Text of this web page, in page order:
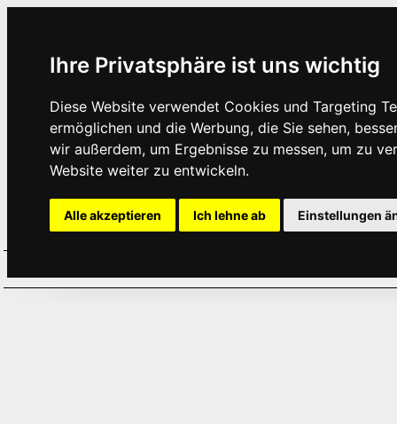
Ihre Privatsphäre ist uns wichtig
Diese Website verwendet Cookies und Targeting
ermöglichen und die Werbung, die Sie sehen,
wir außerdem, um Ergebnisse zu messen, um zu
Website weiter zu entwickeln.
Alle akzeptieren Ich lehne ab Einstellungen